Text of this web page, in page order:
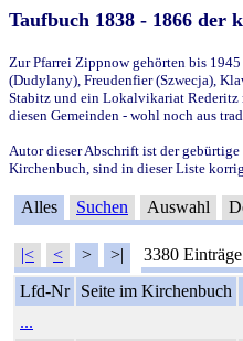
Taufbuch 1838 - 1866
Zur Pfarrei Zippnow gehörten bis
(Dudylany), Freudenfier (Szwecja),
Stabitz und ein Lokalvikariat Rederitz
diesen Gemeinden - wohl noch aus
Autor dieser Abschrift ist der
Kirchenbuch, sind in dieser Liste
Alles Suchen Auswahl
|< < > >| 3380
Lfd-Nr
Seite im Kirchenbuch
...